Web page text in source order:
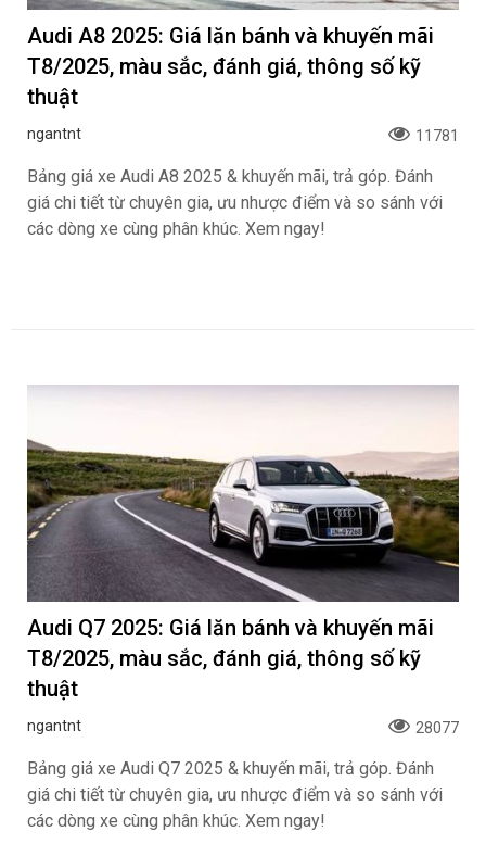
Audi A8 2025: Giá lăn bánh và khuyến mãi
T8/2025, màu sắc, đánh giá, thông số kỹ
thuật
ngantnt 11781
Bảng giá xe Audi A8 2025 & khuyến mãi, trả góp. Đánh
giá chi tiết từ chuyên gia, ưu nhược điểm và so sánh với
các dòng xe cùng phân khúc. Xem ngay!
Audi Q7 2025: Giá lăn bánh và khuyến mãi
T8/2025, màu sắc, đánh giá, thông số kỹ
thuật
ngantnt 28077
Bảng giá xe Audi Q7 2025 & khuyến mãi, trả góp. Đánh
giá chi tiết từ chuyên gia, ưu nhược điểm và so sánh với
các dòng xe cùng phân khúc. Xem ngay!